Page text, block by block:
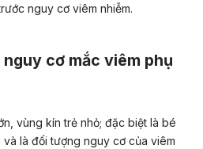
nguy cơ viêm nhiễm.
cơ mắc viêm phụ
vùng kín trẻ nhỏ; đặc biệt là bé
là đối tượng nguy cơ của viêm